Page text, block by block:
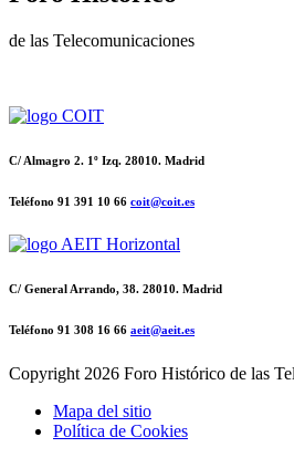
de las Telecomunicaciones
C/ Almagro 2. 1º Izq. 28010. Madrid
Teléfono 91 391 10 66 coit@coit.es
C/ General Arrando, 38. 28010. Madrid
Teléfono 91 308 16 66 aeit@aeit.es
Copyright 2026 Foro Histórico de las
Mapa del sitio
Política de Cookies